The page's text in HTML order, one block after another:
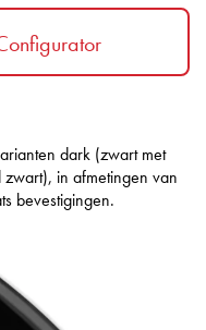
dark (zwart met
in afmetingen van
bevestigingen.